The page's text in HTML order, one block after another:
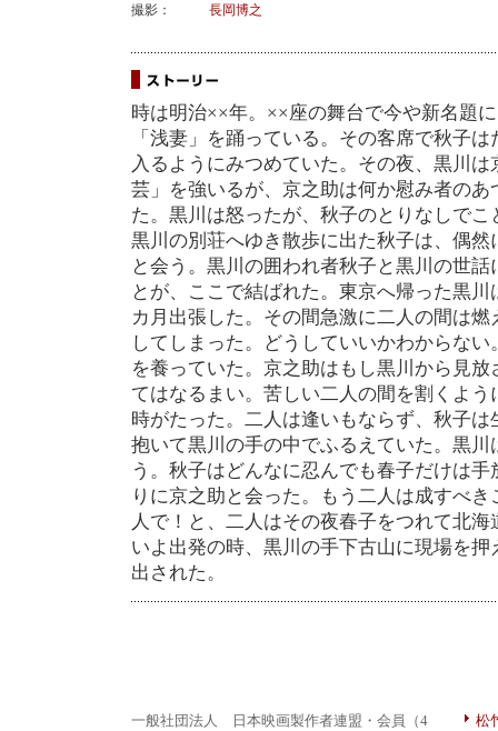
撮影：
長岡博之
時は明治××年。××座の舞台で今や新名題
「浅妻」を踊っている。その客席で秋子
入るようにみつめていた。その夜、黒川
芸」を強いるが、京之助は何か慰み者の
た。黒川は怒ったが、秋子のとりなしで
黒川の別荘へゆき散歩に出た秋子は、偶
と会う。黒川の囲われ者秋子と黒川の世
とが、ここで結ばれた。東京へ帰った黒
カ月出張した。その間急激に二人の間は
してしまった。どうしていいかわからな
を養っていた。京之助はもし黒川から見
てはなるまい。苦しい二人の間を割くよ
時がたった。二人は逢いもならず、秋子
抱いて黒川の手の中でふるえていた。黒
う。秋子はどんなに忍んでも春子だけは
りに京之助と会った。もう二人は成すべ
人で！と、二人はその夜春子をつれて北
いよ出発の時、黒川の手下古山に現場を
出された。
一般社団法人 日本映画製作者連盟・会員（4
松